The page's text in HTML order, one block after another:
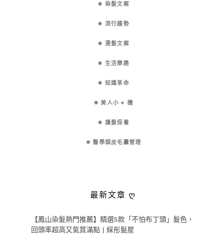
✵ 染髮文案
✵ 流行趨勢
✵ 燙髮文案
✵ 生活樂趣
✵ 知識革命
✵ 美人小 ♥ 機
✵ 護髮保養
✵ 醫學頭皮毛囊管理
最新文章 ღ
【鳳山染髮熱門推薦】精選5款「不怕布丁頭」髮色，
回頭率超高又氣質滿點 | 綵彤髮屋